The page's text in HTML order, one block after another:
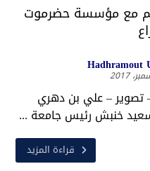
مع مؤسسة حضرموت
Hadhramout
تصوير – علي بن دهري
سعيد خنبش رئيس جامعة ...
قراءة المزيد